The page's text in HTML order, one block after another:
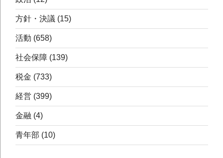
方針・決議 (15)
活動 (658)
社会保障 (139)
税金 (733)
経営 (399)
金融 (4)
青年部 (10)